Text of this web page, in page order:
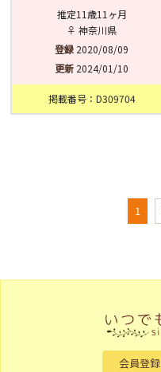
推定11歳11ヶ月
♀ 神奈川県
登録 2020/08/09
更新 2024/01/10
掲載番号：D309704
1
会員登録